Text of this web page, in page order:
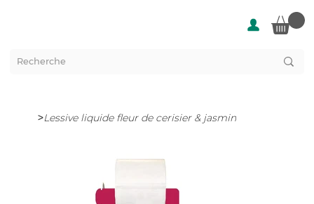
>Lessive liquide fleur de cerisier & jasmin